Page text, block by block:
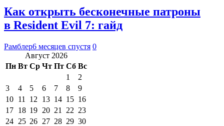
Как открыть бесконечные патроны
в Resident Evil 7: гайд
Рамблер6 месяцев спустя 0
Август 2026
Пн Вт Ср Чт Пт Сб Вс
1
2
3
4 5 6 7 8
9
10 11 12 13 14 15 16
17 18 19 20 21 22 23
24 25 26 27 28 29 30